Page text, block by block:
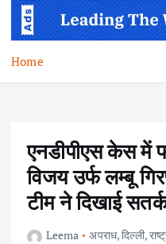
n
Home
एनडीपीएस केस में
विजय उर्फ लम्बू
टीम ने दिखाई
Leema अपराध,दिल्ली,